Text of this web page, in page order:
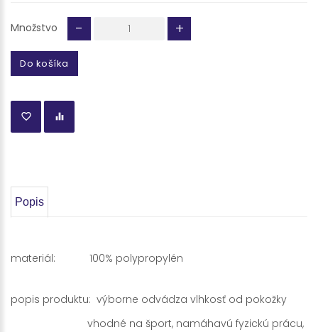
Množstvo - +
Do košíka
Popis
materiál: 100% polypropylén
popis produktu: výborne odvádza vlhkosť od pokožky
vhodné na šport, namáhavú fyzickú prácu,